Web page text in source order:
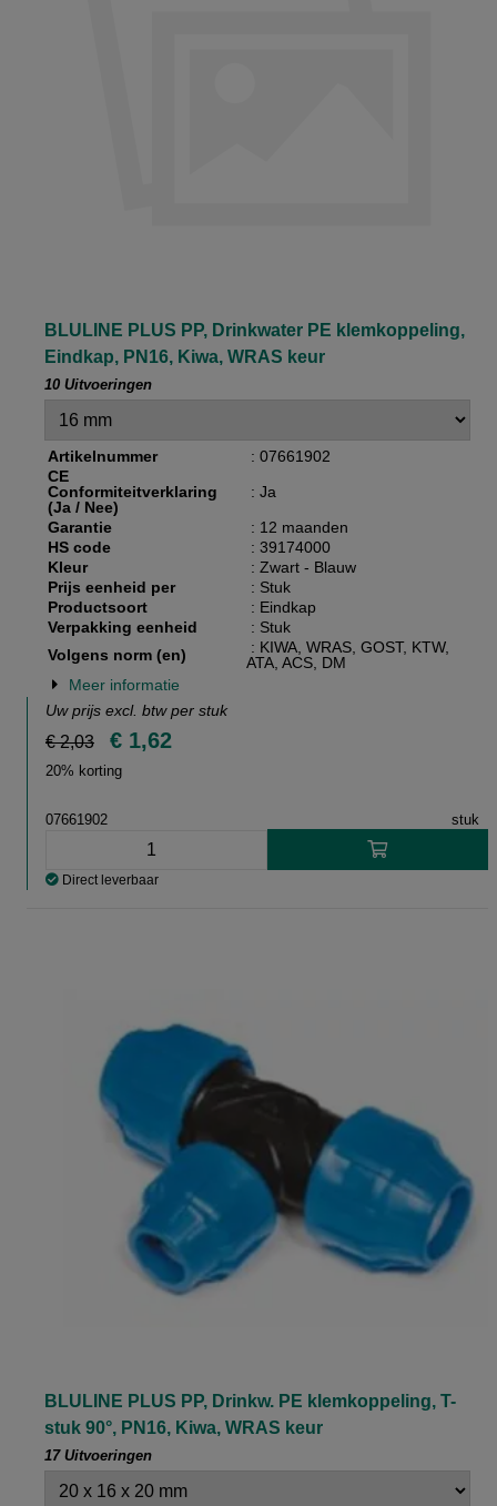
BLULINE PLUS PP, Drinkwater PE klemkoppeling,
Eindkap, PN16, Kiwa, WRAS keur
10 Uitvoeringen
Artikelnummer
: 07661902
CE
Conformiteitverklaring
(Ja / Nee)
: Ja
Garantie
: 12 maanden
HS code
: 39174000
Kleur
: Zwart - Blauw
Prijs eenheid per
: Stuk
Productsoort
: Eindkap
Verpakking eenheid
: Stuk
Volgens norm (en)
: KIWA, WRAS, GOST, KTW,
ATA, ACS, DM
Meer informatie
Uw prijs excl. btw per stuk
€ 2,03 € 1,62
20% korting
07661902 stuk
Direct leverbaar
BLULINE PLUS PP, Drinkw. PE klemkoppeling, T-
stuk 90°, PN16, Kiwa, WRAS keur
17 Uitvoeringen